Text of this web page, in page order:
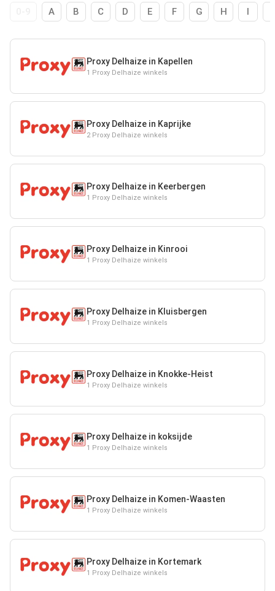
A B C D E F G H I
Proxy Delhaize in Kapellen
1 Proxy Delhaize winkels
Proxy Delhaize in Kaprijke
2 Proxy Delhaize winkels
Proxy Delhaize in Keerbergen
1 Proxy Delhaize winkels
Proxy Delhaize in Kinrooi
1 Proxy Delhaize winkels
Proxy Delhaize in Kluisbergen
1 Proxy Delhaize winkels
Proxy Delhaize in Knokke-Heist
1 Proxy Delhaize winkels
Proxy Delhaize in koksijde
1 Proxy Delhaize winkels
Proxy Delhaize in Komen-Waasten
1 Proxy Delhaize winkels
Proxy Delhaize in Kortemark
1 Proxy Delhaize winkels